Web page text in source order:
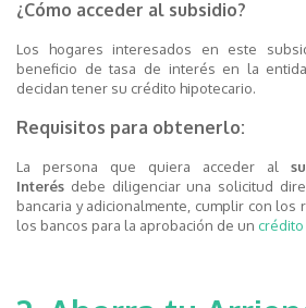
¿Cómo acceder al subsidio?
Los hogares interesados en este
beneficio de tasa de interés en la
decidan tener su crédito hipotecario.
Requisitos para obtenerlo:
La persona que quiera acceder al
Interés debe diligenciar una solicitud
bancaria y adicionalmente, cumplir con
los bancos para la aprobación de un